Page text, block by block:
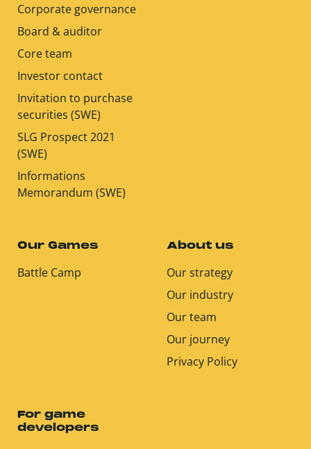
Corporate governance
Board & auditor
Core team
Investor contact
Invitation to purchase
securities (SWE)
SLG Prospect 2021
(SWE)
Informations
Memorandum (SWE)
Our Games
Battle Camp
About us
Our strategy
Our industry
Our team
Our journey
Privacy Policy
For game
developers